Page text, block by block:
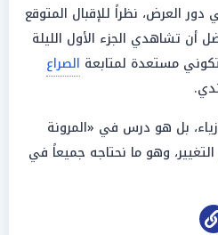
العرض، نظراً للإقبال المتوقع
أن تشاهدي الجزء الأول الليلة
مستعدة لمتابعة الصراع
بل هو درس في «المرونة
وهو ما نحتاجه جميعاً في